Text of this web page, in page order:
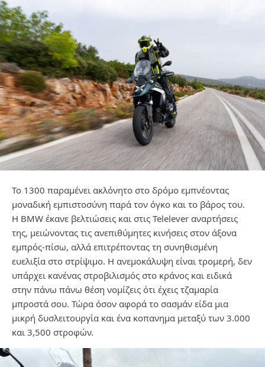
To 1300 παραμένει ακλόνητο στο δρόμο εμπνέοντας
μοναδική εμπιστοσύνη παρά τον όγκο και το βάρος του.
Η BMW έκανε βελτιώσεις και στις Telelever αναρτήσεις
της, μειώνοντας τις ανεπιθύμητες κινήσεις στον άξονα
εμπρός-πίσω, αλλά επιτρέποντας τη συνηθισμένη
ευελιξία στο στρίψιμο. Η ανεμοκάλυψη είναι τρομερή, δεν
υπάρχει κανένας στροβιλισμός στο κράνος και ειδικά
στην πάνω πάνω θέση νομίζεις ότι έχεις τζαμαρία
μπροστά σου. Τώρα όσον αφορά το σασμάν είδα μια
μικρή δυσλειτουργία και ένα κοπανημα μεταξύ των 3.000
και 3,500 στροφών.